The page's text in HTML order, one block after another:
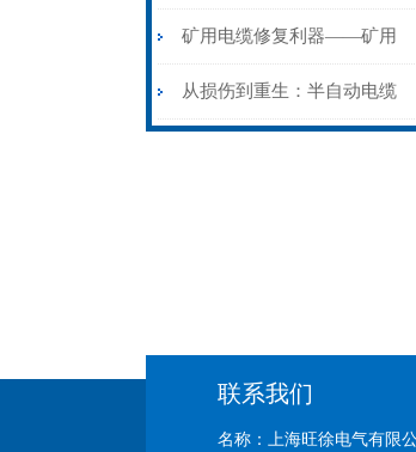
生”
安装与接线：精准修复的工
艺基石
矿用电缆修复利器——矿用
电缆热补机智能控温，安全
从损伤到重生：半自动电缆
联系我们
名称：上海旺徐电气有限